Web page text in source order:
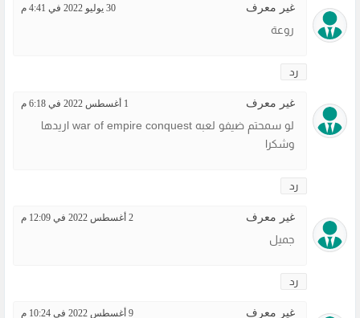
غير معرف 30 يوليو 2022 في 4:41 م
روعة
رد
غير معرف 1 أغسطس 2022 في 6:18 م
لو سمحتم ضيفو لعبه war of empire conquest اريدها
وشكرا
رد
غير معرف 2 أغسطس 2022 في 12:09 م
جميل
رد
غير معرف 9 أغسطس 2022 في 10:24 م